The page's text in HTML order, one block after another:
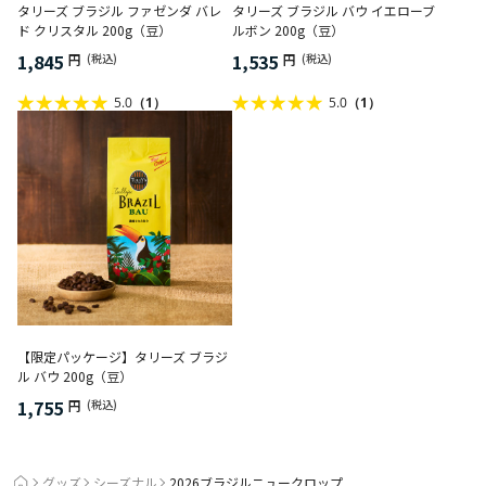
タリーズ ブラジル ファゼンダ バレ
ド クリスタル 200g（豆）
1,845 円 (税込)
5.0 （1）
タリーズ ブラジル バウ イエローブ
ルボン 200g（豆）
1,535 円 (税込)
5.0 （1）
【限定パッケージ】タリーズ ブラジ
ル バウ 200g（豆）
1,755 円 (税込)
グッズ シーズナル 2026ブラジルニュークロップ